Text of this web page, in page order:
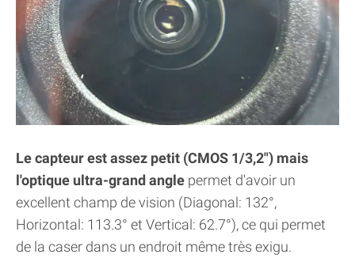
Le capteur est assez petit (CMOS 1/3,2") mais
l'optique ultra-grand angle permet d'avoir un
excellent champ de vision (Diagonal: 132°,
Horizontal: 113.3° et Vertical: 62.7°), ce qui permet
de la caser dans un endroit même très exigu.